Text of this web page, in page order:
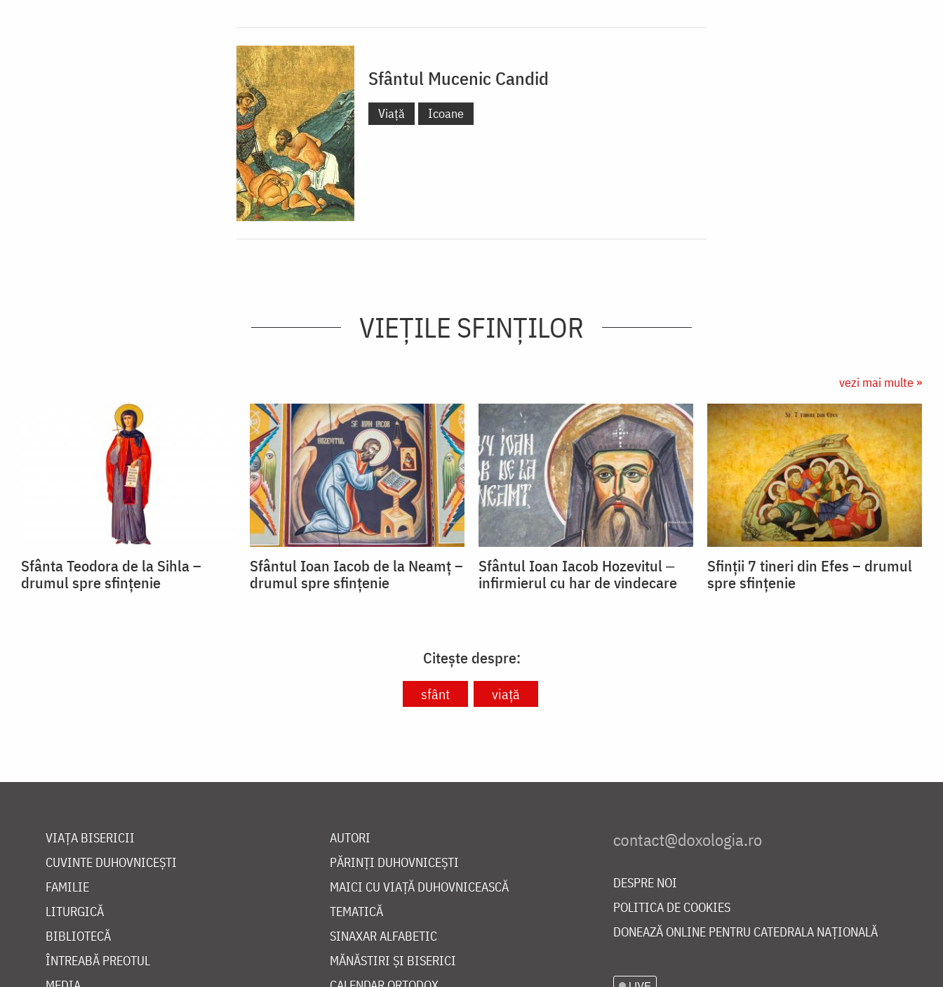
Sfântul Mucenic Candid
Viață Icoane
VIEŢILE SFINŢILOR
vezi mai multe »
Sfânta Teodora de la Sihla –
drumul spre sfințenie
Sfântul Ioan Iacob de la Neamț –
drumul spre sfințenie
Sfântul Ioan Iacob Hozevitul ‒
infirmierul cu har de vindecare
Sfinții 7 tineri din Efes – drumul
spre sfințenie
Citește despre:
sfânt viață
VIAȚA BISERICII
CUVINTE DUHOVNICEȘTI
FAMILIE
LITURGICĂ
BIBLIOTECĂ
ÎNTREABĂ PREOTUL
AUTORI
PĂRINȚI DUHOVNICEȘTI
MAICI CU VIAȚĂ DUHOVNICEASCĂ
TEMATICĂ
SINAXAR ALFABETIC
MĂNĂSTIRI ȘI BISERICI
DESPRE NOI
POLITICA DE COOKIES
DONEAZĂ ONLINE PENTRU CATEDRALA NAȚIONALĂ